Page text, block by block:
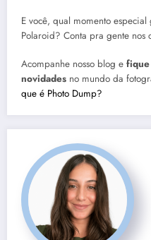
E você, qual momento
Polaroid? Conta pra gente nos
Acompanhe nosso blog e fique
novidades no mundo da
que é Photo Dump?